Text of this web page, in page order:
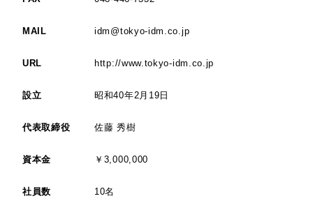
MAIL idm@tokyo-idm.co.jp
URL http://www.tokyo-idm.co.jp
設立 昭和40年2月19日
代表取締役 佐藤 秀樹
資本金 ￥3,000,000
社員数 10名